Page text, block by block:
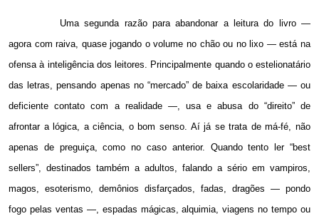
Uma segunda razão para abandonar a leitura do livro —
agora com raiva, quase jogando o volume no chão ou no lixo — está na
ofensa à inteligência dos leitores. Principalmente quando o estelionatário
das letras, pensando apenas no “mercado” de baixa escolaridade — ou
deficiente contato com a realidade —, usa e abusa do “direito” de
afrontar a lógica, a ciência, o bom senso. Aí já se trata de má-fé, não
apenas de preguiça, como no caso anterior. Quando tento ler “best
sellers”, destinados também a adultos, falando a sério em vampiros,
magos, esoterismo, demônios disfarçados, fadas, dragões — pondo
fogo pelas ventas —, espadas mágicas, alquimia, viagens no tempo ou